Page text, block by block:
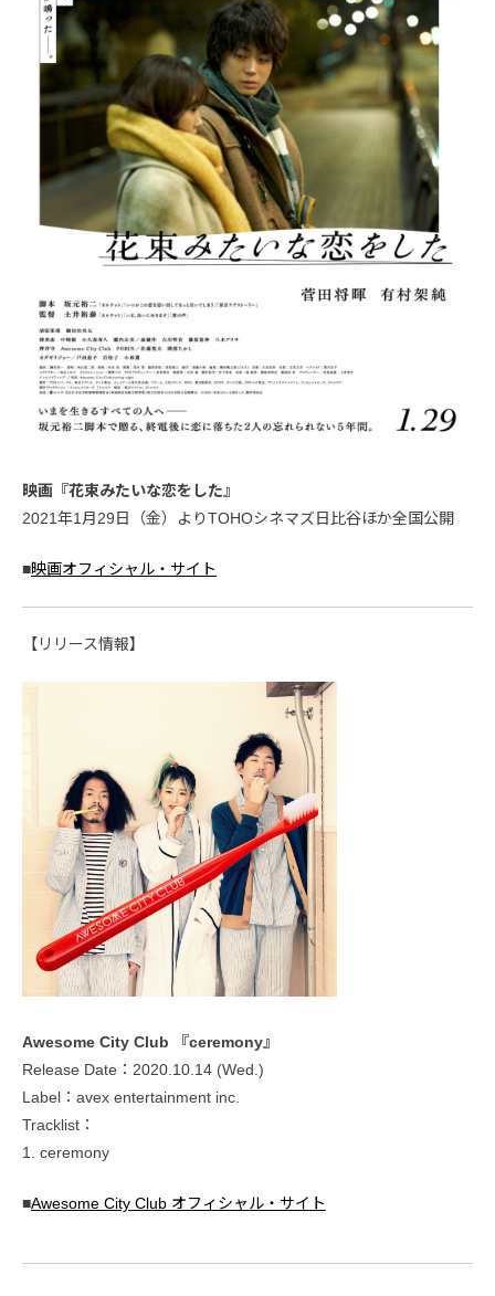
映画『花束みたいな恋をした』
2021年1月29日（金）よりTOHOシネマズ日比谷ほか全国公開
■映画オフィシャル・サイト
【リリース情報】
Awesome City Club 『ceremony』
Release Date：2020.10.14 (Wed.)
Label：avex entertainment inc.
Tracklist：
1. ceremony
■Awesome City Club オフィシャル・サイト